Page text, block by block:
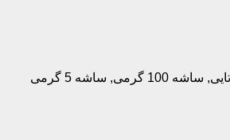
, ساشه 100 گرمی , ساشه 5 گرمی